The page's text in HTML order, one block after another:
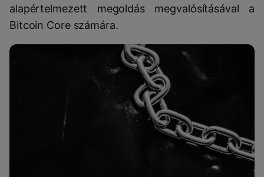
alapértelmezett megoldás megvalósításával a
Bitcoin Core számára.